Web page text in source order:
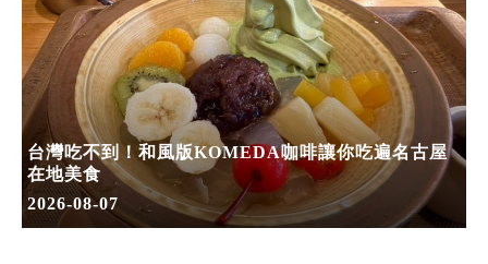
台灣吃不到！和風版KOMEDA咖啡讓你吃遍名古屋
在地美食
2026-08-07